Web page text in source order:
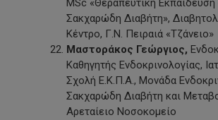
MSc «Θεραπευτική Εκπαίδευση
Σακχαρώδη Διαβήτη»,
Κέντρο, Γ.Ν. Πειραιά «Τζάνειο»
Μαστοράκος Γεώργιος,
Καθηγητής Ενδοκρινολογίας,
Σχολή Ε.Κ.Π.Α., Μονάδα
Σακχαρώδη Διαβήτη και
Αρεταίειο Νοσοκομείο